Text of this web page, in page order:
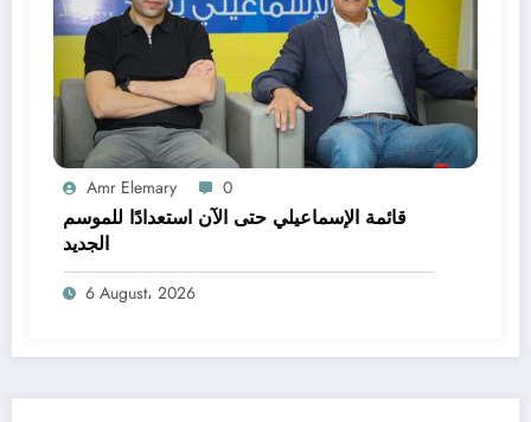
Amr Elemary 0
قائمة الإسماعيلي حتى الآن استعدادًا للموسم
الجديد
6 August، 2026